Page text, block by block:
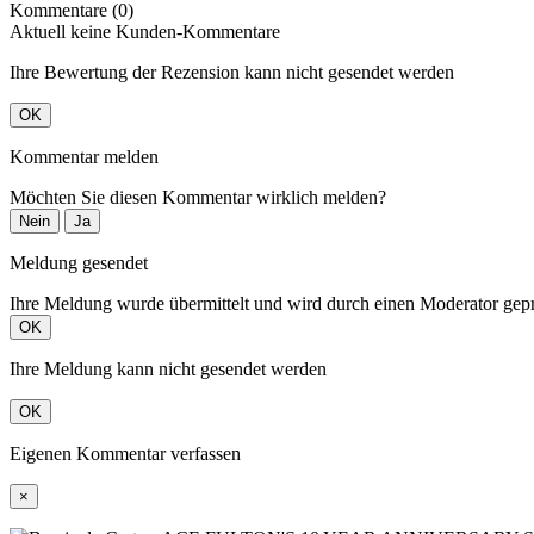
Kommentare (0)
Aktuell keine Kunden-Kommentare
Ihre Bewertung der Rezension kann nicht gesendet werden
OK
Kommentar melden
Möchten Sie diesen Kommentar wirklich melden?
Nein Ja
Meldung gesendet
Ihre Meldung wurde übermittelt und wird durch einen Moderator
OK
Ihre Meldung kann nicht gesendet werden
OK
Eigenen Kommentar verfassen
×